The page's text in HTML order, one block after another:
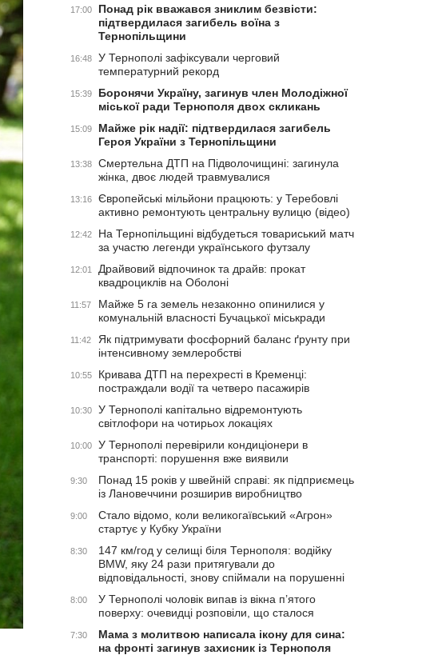
17:00
Понад рік вважався зниклим безвісти:
підтвердилася загибель воїна з
Тернопільщини
16:48
У Тернополі зафіксували черговий
температурний рекорд
15:39
Боронячи Україну, загинув член Молодіжної
міської ради Тернополя двох скликань
15:09
Майже рік надії: підтвердилася загибель
Героя України з Тернопільщини
13:38
Смертельна ДТП на Підволочищині: загинула
жінка, двоє людей травмувалися
13:16
Європейські мільйони працюють: у Теребовлі
активно ремонтують центральну вулицю (відео)
12:42
На Тернопільщині відбудеться товариський матч
за участю легенди українського футзалу
12:01
Драйвовий відпочинок та драйв: прокат
квадроциклів на Оболоні
11:57
Майже 5 га земель незаконно опинилися у
комунальній власності Бучацької міськради
11:42
Як підтримувати фосфорний баланс ґрунту при
інтенсивному землеробстві
10:55
Кривава ДТП на перехресті в Кременці:
постраждали водії та четверо пасажирів
10:30
У Тернополі капітально відремонтують
світлофори на чотирьох локаціях
10:00
У Тернополі перевірили кондиціонери в
транспорті: порушення вже виявили
9:30
Понад 15 років у швейній справі: як підприємець
із Лановеччини розширив виробництво
9:00
Стало відомо, коли великогаївський «Агрон»
стартує у Кубку України
8:30
147 км/год у селищі біля Тернополя: водійку
BMW, яку 24 рази притягували до
відповідальності, знову спіймали на порушенні
8:00
У Тернополі чоловік випав із вікна п’ятого
поверху: очевидці розповіли, що сталося
7:30
Мама з молитвою написала ікону для сина:
на фронті загинув захисник із Тернополя